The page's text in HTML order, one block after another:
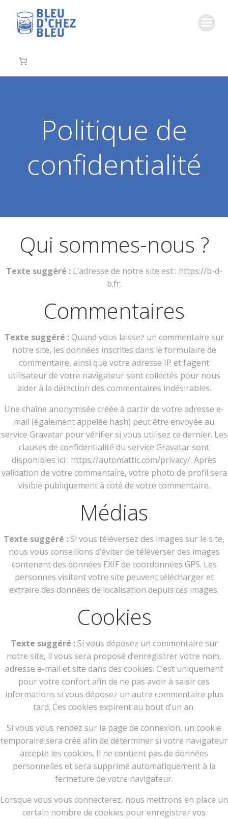
Politique de
confidentialité
Qui sommes-nous ?
Texte suggéré : L’adresse de notre site est : https://b-d-
b.fr.
Commentaires
Texte suggéré :Quand vous laissez un commentaire sur
notre site, les données inscrites dans le formulaire de
commentaire, ainsi que votre adresse IP et l’agent
utilisateur de votre navigateur sont collectés pour nous
aider à la détection des commentaires indésirables.
Une chaîne anonymisée créée à partir de votre adresse e-
mail (également appelée hash) peut être envoyée au
service Gravatar pour vérifier si vous utilisez ce dernier. Les
clauses de confidentialité du service Gravatar sont
disponibles ici : https://automattic.com/privacy/. Après
validation de votre commentaire, votre photo de profil sera
visible publiquement à coté de votre commentaire.
Médias
Texte suggéré : Si vous téléversez des images sur le site,
nous vous conseillons d’éviter de téléverser des images
contenant des données EXIF de coordonnées GPS. Les
personnes visitant votre site peuvent télécharger et
extraire des données de localisation depuis ces images.
Cookies
Texte suggéré : Si vous déposez un commentaire sur
notre site, il vous sera proposé d’enregistrer votre nom,
adresse e-mail et site dans des cookies. C’est uniquement
pour votre confort afin de ne pas avoir à saisir ces
informations si vous déposez un autre commentaire plus
tard. Ces cookies expirent au bout d’un an.
Si vous vous rendez sur la page de connexion, un cookie
temporaire sera créé afin de déterminer si votre navigateur
accepte les cookies. Il ne contient pas de données
personnelles et sera supprimé automatiquement à la
fermeture de votre navigateur.
Lorsque vous vous connecterez, nous mettrons en place un
certain nombre de cookies pour enregistrer vos